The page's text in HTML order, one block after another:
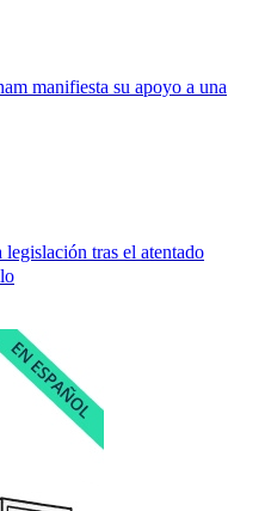
manifiesta su apoyo a una
tras el atentado